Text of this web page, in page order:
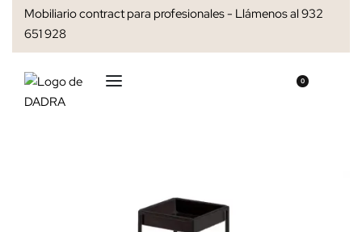
Mobiliario contract para profesionales - Llámenos al 932
651 928
0